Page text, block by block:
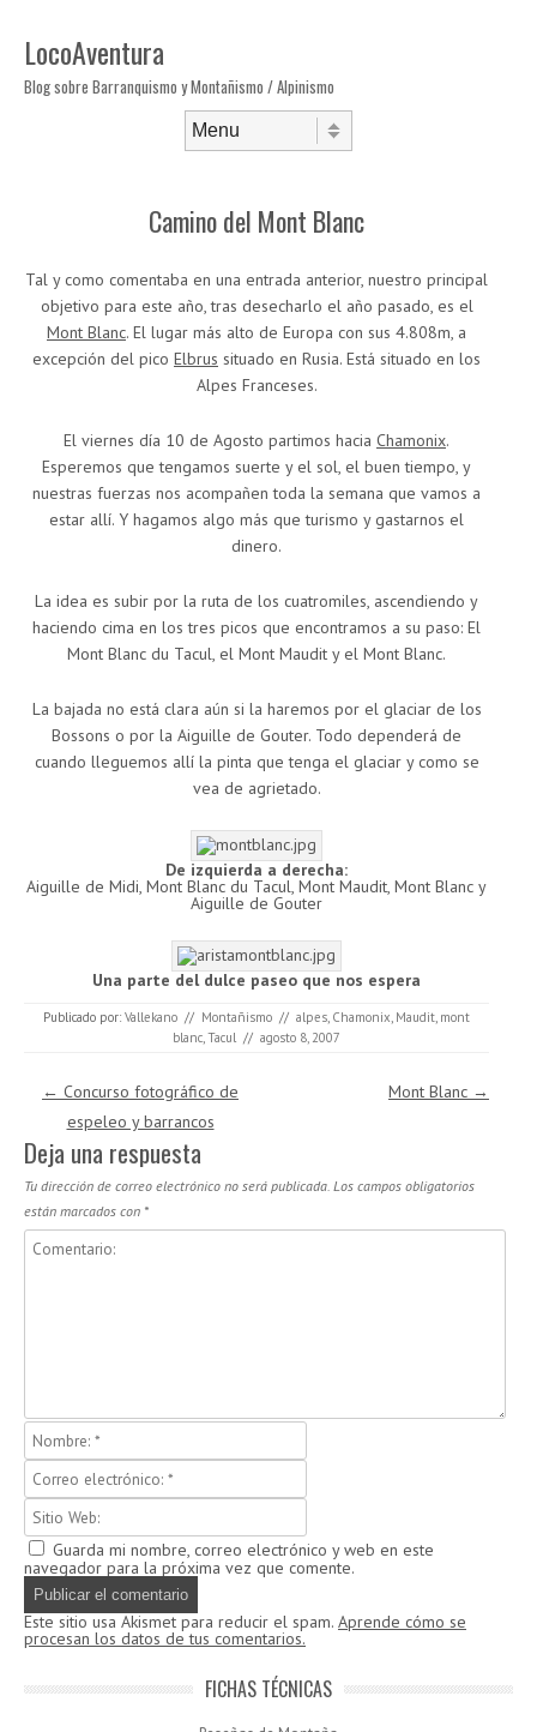
LocoAventura
Blog sobre Barranquismo y Montañismo / Alpinismo
Camino del Mont Blanc
Tal y como comentaba en una entrada anterior, nuestro principal
objetivo para este año, tras desecharlo el año pasado, es el
Mont Blanc. El lugar más alto de Europa con sus 4.808m, a
excepción del pico Elbrus situado en Rusia. Está situado en los
Alpes Franceses.
El viernes día 10 de Agosto partimos hacia Chamonix.
Esperemos que tengamos suerte y el sol, el buen tiempo, y
nuestras fuerzas nos acompañen toda la semana que vamos a
estar allí. Y hagamos algo más que turismo y gastarnos el
dinero.
La idea es subir por la ruta de los cuatromiles, ascendiendo y
haciendo cima en los tres picos que encontramos a su paso: El
Mont Blanc du Tacul, el Mont Maudit y el Mont Blanc.
La bajada no está clara aún si la haremos por el glaciar de los
Bossons o por la Aiguille de Gouter. Todo dependerá de
cuando lleguemos allí la pinta que tenga el glaciar y como se
vea de agrietado.
De izquierda a derecha:
Aiguille de Midi, Mont Blanc du Tacul, Mont Maudit, Mont Blanc y
Aiguille de Gouter
Una parte del dulce paseo que nos espera
Publicado por: Vallekano // Montañismo // alpes, Chamonix, Maudit, mont
blanc,Tacul // agosto 8, 2007
Navegación de entradas
← Concurso fotográfico de
espeleo y barrancos
Mont Blanc →
Deja una respuesta
Tu dirección de correo electrónico no será publicada. Los campos obligatorios
están marcados con *
Guarda mi nombre, correo electrónico y web en este
navegador para la próxima vez que comente.
Este sitio usa Akismet para reducir el spam. Aprende cómo se
procesan los datos de tus comentarios.
FICHAS TÉCNICAS